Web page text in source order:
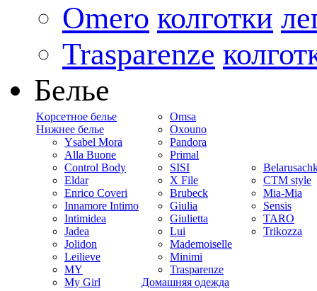
Omero колготки
Trasparenze
Белье
Kорсетное белье
Нижнее белье
Ysabel Mora
Alla Buone
Control Body
Eldar
Enrico Coveri
Innamore Intimo
Intimidea
Jadea
Jolidon
Leilieve
MY
My Girl
Omsa
Oxouno
Pandora
Primal
SISI
X File
Brubeck
Giulia
Giulietta
Lui
Mademoiselle
Minimi
Trasparenze
Домашняя одежда
CTM style
Mia-Mia
Sensis
TARO
Trikozza